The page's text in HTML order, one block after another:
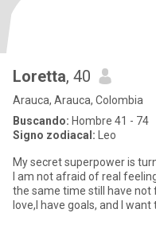
Loretta, 40
Arauca, Arauca, Colombia
Buscando: Hombre 41 - 74
Signo zodiacal: Leo
My secret superpower is
I am not afraid of real
the same time still have
love,I have goals, and I